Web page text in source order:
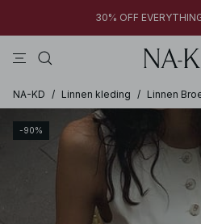
00h 15m
FINAL SALE |
30% OFF
FINAL SALE |
30% OFF
NA-KD / Linnen kleding / Linnen
-90%